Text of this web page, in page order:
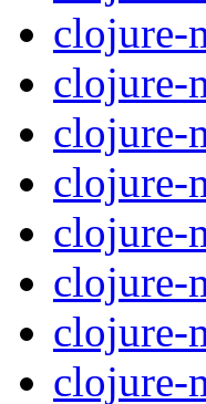
clojure-
clojure-
clojure-
clojure-
clojure-
clojure-
clojure-
clojure-